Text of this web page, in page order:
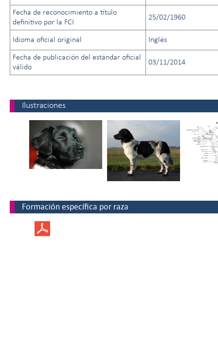
Fecha de reconocimiento a título
definitivo por la FCI
25/02/1960
Idioma oficial original Inglés
Fecha de publicación del estándar oficial
válido
03/11/2014
Ilustraciones
Formación específica por raza